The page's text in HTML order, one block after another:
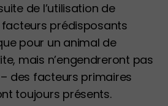
de l’utilisation de
prédisposants
pour un animal de
mais n’engendreront pas
– des facteurs primaires
toujours présents.